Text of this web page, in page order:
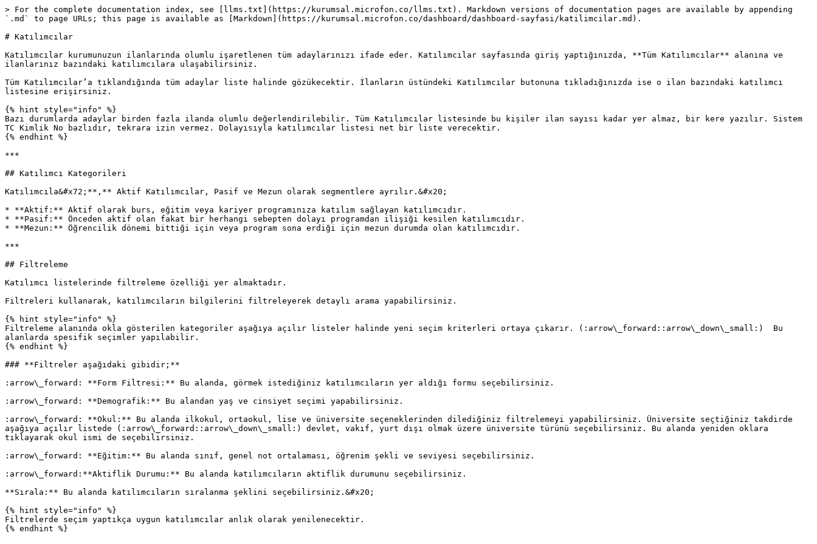
> For the complete documentation index, see [llms.txt](https://kurumsal.microfon.co/llms.txt). Markdown versions of documentation pages are available by appending
`.md` to page URLs; this page is available as [Markdown](https://kurumsal.microfon.co/dashboard/dashboard-sayfasi/katilimcilar.md).
# Katılımcılar
Katılımcılar kurumunuzun ilanlarında olumlu işaretlenen tüm adaylarınızı ifade eder. Katılımcılar sayfasında giriş yaptığınızda, **Tüm Katılımcılar** alanına ve
ilanlarınız bazındaki katılımcılara ulaşabilirsiniz.
Tüm Katılımcılar’a tıklandığında tüm adaylar liste halinde gözükecektir. İlanların üstündeki Katılımcılar butonuna tıkladığınızda ise o ilan bazındaki katılımcı
listesine erişirsiniz.
{% hint style="info" %}
Bazı durumlarda adaylar birden fazla ilanda olumlu değerlendirilebilir. Tüm Katılımcılar listesinde bu kişiler ilan sayısı kadar yer almaz, bir kere yazılır. Sistem
TC Kimlik No bazlıdır, tekrara izin vermez. Dolayısıyla katılımcılar listesi net bir liste verecektir.
{% endhint %}
***
## Katılımcı Kategorileri
Katılımcıla&#x72;**,** Aktif Katılımcılar, Pasif ve Mezun olarak segmentlere ayrılır.&#x20;
* **Aktif:** Aktif olarak burs, eğitim veya kariyer programınıza katılım sağlayan katılımcıdır.
* **Pasif:** Önceden aktif olan fakat bir herhangi sebepten dolayı programdan ilişiği kesilen katılımcıdır.
* **Mezun:** Öğrencilik dönemi bittiği için veya program sona erdiği için mezun durumda olan katılımcıdır.
***
## Filtreleme
Katılımcı listelerinde filtreleme özelliği yer almaktadır.
Filtreleri kullanarak, katılımcıların bilgilerini filtreleyerek detaylı arama yapabilirsiniz.
{% hint style="info" %}
Filtreleme alanında okla gösterilen kategoriler aşağıya açılır listeler halinde yeni seçim kriterleri ortaya çıkarır. (:arrow\_forward::arrow\_down\_small:)  Bu
alanlarda spesifik seçimler yapılabilir.
{% endhint %}
### **Filtreler aşağıdaki gibidir;**
:arrow\_forward: **Form Filtresi:** Bu alanda, görmek istediğiniz katılımcıların yer aldığı formu seçebilirsiniz.
:arrow\_forward: **Demografik:** Bu alandan yaş ve cinsiyet seçimi yapabilirsiniz.
:arrow\_forward: **Okul:** Bu alanda ilkokul, ortaokul, lise ve üniversite seçeneklerinden dilediğiniz filtrelemeyi yapabilirsiniz. Üniversite seçtiğiniz takdirde
aşağıya açılır listede (:arrow\_forward::arrow\_down\_small:) devlet, vakıf, yurt dışı olmak üzere üniversite türünü seçebilirsiniz. Bu alanda yeniden oklara
tıklayarak okul ismi de seçebilirsiniz.
:arrow\_forward: **Eğitim:** Bu alanda sınıf, genel not ortalaması, öğrenim şekli ve seviyesi seçebilirsiniz.
:arrow\_forward:**Aktiflik Durumu:** Bu alanda katılımcıların aktiflik durumunu seçebilirsiniz.
**Sırala:** Bu alanda katılımcıların sıralanma şeklini seçebilirsiniz.&#x20;
{% hint style="info" %}
Filtrelerde seçim yaptıkça uygun katılımcılar anlık olarak yenilenecektir.
{% endhint %}